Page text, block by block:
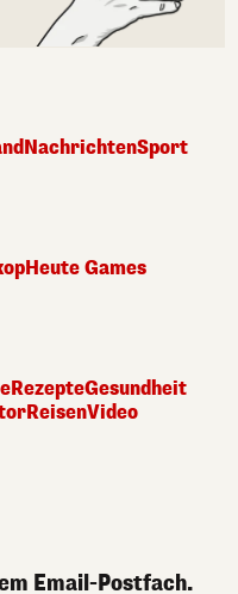
NachrichtenSport
Heute Games
RezepteGesundheit
ReisenVideo
Email-Postfach.